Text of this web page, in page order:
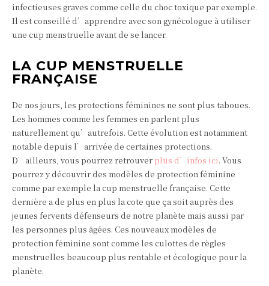
infectieuses graves comme celle du choc toxique par exemple.
Il est conseillé d’apprendre avec son gynécologue à utiliser
une cup menstruelle avant de se lancer.
LA CUP MENSTRUELLE
FRANÇAISE
De nos jours, les protections féminines ne sont plus taboues.
Les hommes comme les femmes en parlent plus
naturellement qu’autrefois. Cette évolution est notamment
notable depuis l’arrivée de certaines protections.
D’ailleurs, vous pourrez retrouver plus d’infos ici. Vous
pourrez y découvrir des modèles de protection féminine
comme par exemple la cup menstruelle française. Cette
dernière a de plus en plus la cote que ça soit auprès des
jeunes fervents défenseurs de notre planète mais aussi par
les personnes plus âgées. Ces nouveaux modèles de
protection féminine sont comme les culottes de règles
menstruelles beaucoup plus rentable et écologique pour la
planète.